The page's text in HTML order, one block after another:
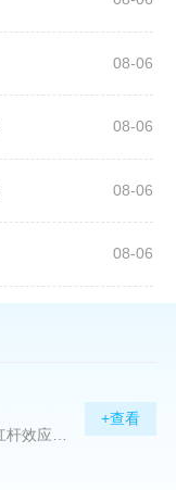
08-06
08-06
08-06
08-06
期货市场因其高效、透明以及杠杆效应而吸引着众多投资者的目光，但对初入此市场的新手而言，最初的一步——开户，往往充满了疑惑与顾虑，“期货开户很麻烦吗？”这是许多人的疑问。首先要明确的是，在中国进行期货交易需要通过正规的期货公司来开立账户。期货公司作为专业的金融服务机构，能够提供期货交易进出、风险管理等服务。因监管要求严格，期货开户过程中涉及到的身份验证、风险评估等步骤确实比较繁琐，但这些都是为了保护投资者的利益而设定的。开户流程一般包括：选择期货公司、提交个人资料进行身份验证、
+查看